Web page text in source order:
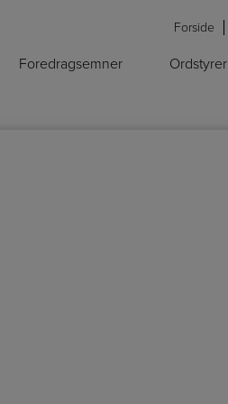
Forside
Foredragsemner Ordstyrer